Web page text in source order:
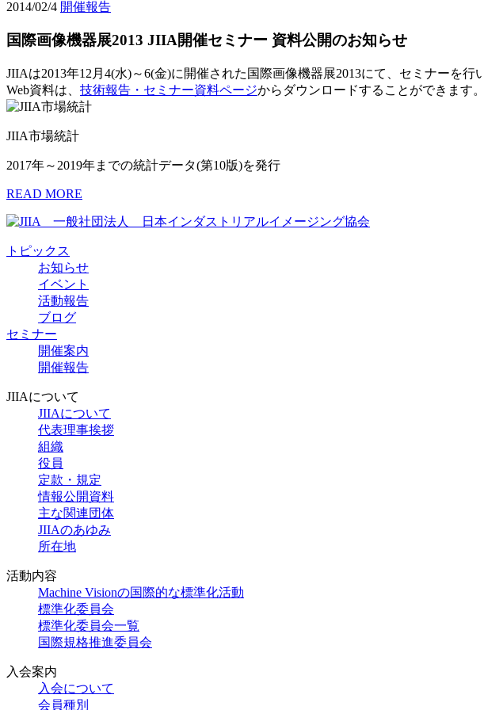
2014/02/4 開催報告
国際画像機器展2013 JIIA開催セミナー 資料公開のお知らせ
JIIAは2013年12月4(水)～6(金)に開催された国際画像機器展2013にて、セミナーを行
Web資料は、 技術報告・セミナー資料ページからダウンロードすることができます。
JIIA市場統計
2017年～2019年までの統計データ(第10版)を発行
READ MORE
トピックス
お知らせ
イベント
活動報告
ブログ
セミナー
開催案内
開催報告
JIIAについて
JIIAについて
代表理事挨拶
組織
役員
定款・規定
情報公開資料
主な関連団体
JIIAのあゆみ
所在地
活動内容
Machine Visionの国際的な標準化活動
標準化委員会
標準化委員会一覧
国際規格推進委員会
入会案内
入会について
会員種別